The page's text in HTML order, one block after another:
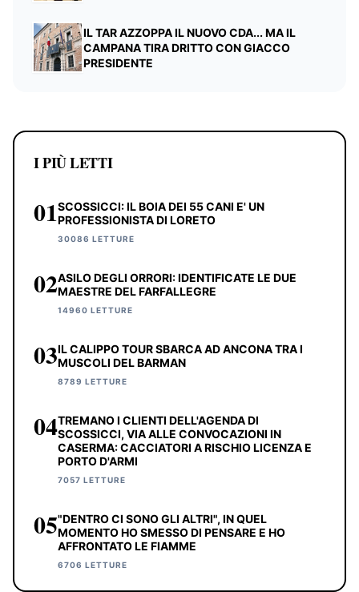
IL TAR AZZOPPA IL NUOVO CDA... MA IL
CAMPANA TIRA DRITTO CON GIACCO
PRESIDENTE
I PIÙ LETTI
01SCOSSICCI: IL BOIA DEI 55 CANI E' UN
PROFESSIONISTA DI LORETO
30086 LETTURE
02ASILO DEGLI ORRORI: IDENTIFICATE LE DUE
MAESTRE DEL FARFALLEGRE
14960 LETTURE
03IL CALIPPO TOUR SBARCA AD ANCONA TRA I
MUSCOLI DEL BARMAN
8789 LETTURE
04TREMANO I CLIENTI DELL'AGENDA DI
SCOSSICCI, VIA ALLE CONVOCAZIONI IN
CASERMA: CACCIATORI A RISCHIO LICENZA E
PORTO D'ARMI
7057 LETTURE
05"DENTRO CI SONO GLI ALTRI", IN QUEL
MOMENTO HO SMESSO DI PENSARE E HO
AFFRONTATO LE FIAMME
6706 LETTURE